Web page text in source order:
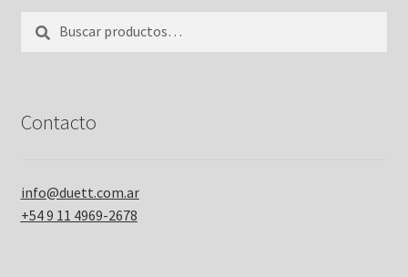
Buscar
Buscar
Contacto
info@duett.com.ar
+54 9 11 4969-2678